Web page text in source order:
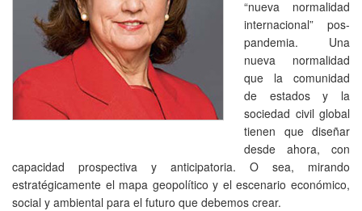
“nueva normalidad
internacional” pos-
pandemia. Una
nueva normalidad
que la comunidad
de estados y la
sociedad civil global
tienen que diseñar
desde ahora, con
capacidad prospectiva y anticipatoria. O sea, mirando
estratégicamente el mapa geopolítico y el escenario económico,
social y ambiental para el futuro que debemos crear.